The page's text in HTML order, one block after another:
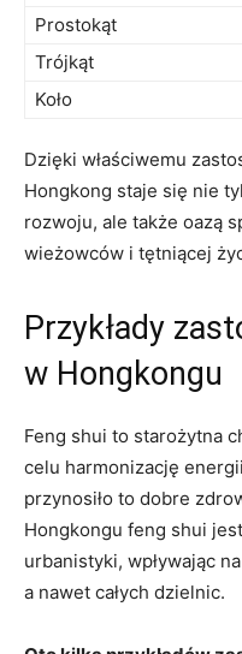
Prostokąt
Trójkąt
Koło
Dzięki ‌właściwemu
Hongkong staje się nie
rozwoju, ⁤ale także oazą
wieżowców‍ i tętniącej
Przykłady
w Hongkongu
Feng‌ shui ⁤to starożytna
celu harmonizację
przynosiło to dobre
Hongkongu feng ⁢shui
urbanistyki, wpływając
a nawet całych ‍dzielnic.